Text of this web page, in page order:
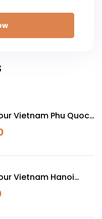
Vietnam Phu Quoc
Vietnam Hanoi